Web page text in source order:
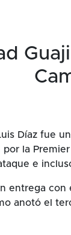
Díaz fue
la
e
entrega
anotó el